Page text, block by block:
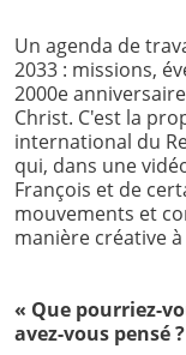
Un agenda de
2033 : missions,
2000e
Christ. C'est la
international du
qui, dans une
François et de
mouvements et
manière créative
« Que pourriez-
avez-vous pensé